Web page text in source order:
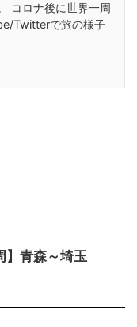
コロナ後に世界一周
Twitterで旅の様子
】青森～埼玉